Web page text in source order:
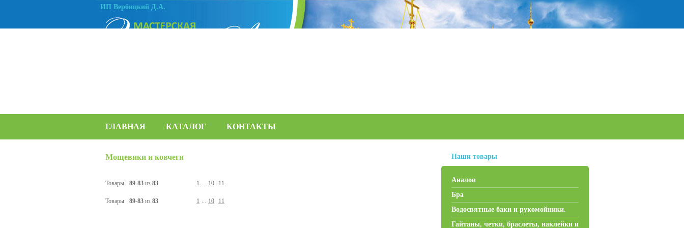
ИП Вербицкий Д.А.
ГЛАВНАЯ КАТАЛОГ КОНТАКТЫ
Мощевики и ковчеги
Товары 89-83 из 83 1 ... 10 11
Товары 89-83 из 83 1 ... 10 11
Наши товары
Аналои
Бра
Водосвятные баки и рукомойники.
Гайтаны, четки, браслеты, наклейки и